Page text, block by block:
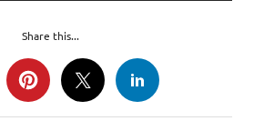
Share this...